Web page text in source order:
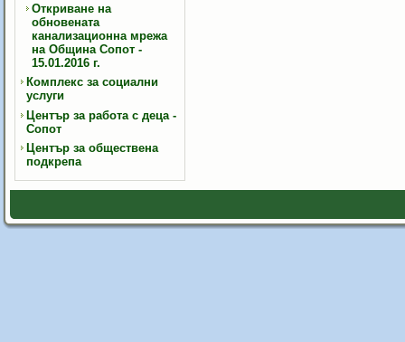
Откриване на
обновената
канализационна мрежа
на Община Сопот -
15.01.2016 г.
Комплекс за социални
услуги
Център за работа с деца -
Сопот
Център за обществена
подкрепа